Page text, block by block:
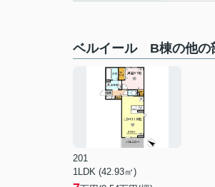
ベルイール B棟の他の
201
1LDK (42.93㎡)